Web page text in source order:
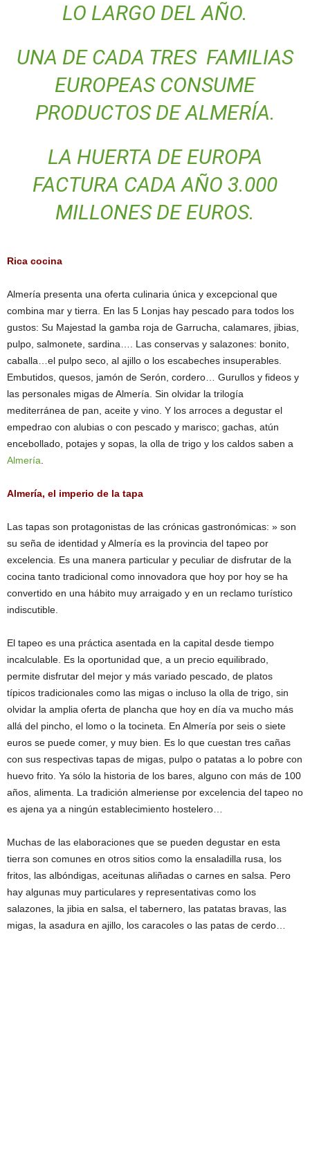
LO LARGO DEL AÑO.
UNA DE CADA TRES FAMILIAS
EUROPEAS CONSUME
PRODUCTOS DE ALMERÍA.
LA HUERTA DE EUROPA
FACTURA CADA AÑO 3.000
MILLONES DE EUROS.
Rica cocina
Almería presenta una oferta culinaria única y excepcional que
combina mar y tierra. En las 5 Lonjas hay pescado para todos los
gustos: Su Majestad la gamba roja de Garrucha, calamares, jibias,
pulpo, salmonete, sardina…. Las conservas y salazones: bonito,
caballa…el pulpo seco, al ajillo o los escabeches insuperables.
Embutidos, quesos, jamón de Serón, cordero… Gurullos y fideos y
las personales migas de Almería. Sin olvidar la trilogía
mediterránea de pan, aceite y vino. Y los arroces a degustar el
empedrao con alubias o con pescado y marisco; gachas, atún
encebollado, potajes y sopas, la olla de trigo y los caldos saben a
Almería.
Almería, el imperio de la tapa
Las tapas son protagonistas de las crónicas gastronómicas: » son
su seña de identidad y Almería es la provincia del tapeo por
excelencia. Es una manera particular y peculiar de disfrutar de la
cocina tanto tradicional como innovadora que hoy por hoy se ha
convertido en una hábito muy arraigado y en un reclamo turístico
indiscutible.
El tapeo es una práctica asentada en la capital desde tiempo
incalculable. Es la oportunidad que, a un precio equilibrado,
permite disfrutar del mejor y más variado pescado, de platos
típicos tradicionales como las migas o incluso la olla de trigo, sin
olvidar la amplia oferta de plancha que hoy en día va mucho más
allá del pincho, el lomo o la tocineta. En Almería por seis o siete
euros se puede comer, y muy bien. Es lo que cuestan tres cañas
con sus respectivas tapas de migas, pulpo o patatas a lo pobre con
huevo frito. Ya sólo la historia de los bares, alguno con más de 100
años, alimenta. La tradición almeriense por excelencia del tapeo no
es ajena ya a ningún establecimiento hostelero…
Muchas de las elaboraciones que se pueden degustar en esta
tierra son comunes en otros sitios como la ensaladilla rusa, los
fritos, las albóndigas, aceitunas aliñadas o carnes en salsa. Pero
hay algunas muy particulares y representativas como los
salazones, la jibia en salsa, el tabernero, las patatas bravas, las
migas, la asadura en ajillo, los caracoles o las patas de cerdo…